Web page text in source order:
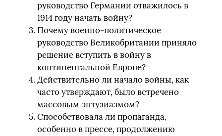
руководство Германии отважилось в
1914 году начать войну?
Почему военно-политическое
руководство Великобритании приняло
решение вступить в войну в
континентальной Европе?
Действительно ли начало войны, как
часто утверждают, было встречено
массовым энтузиазмом?
Способствовала ли пропаганда,
особенно в прессе, продолжению